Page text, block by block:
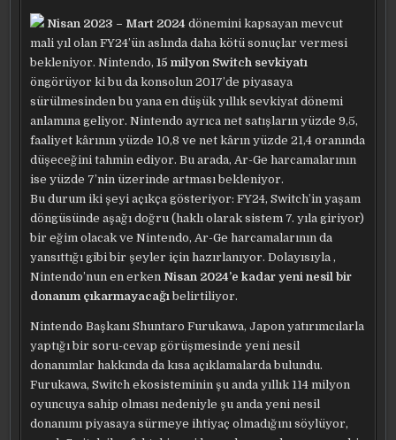
Nisan 2023 – Mart 2024 dönemini kapsayan mevcut
mali yıl olan FY24’ün aslında daha kötü sonuçlar vermesi
bekleniyor. Nintendo, 15 milyon Switch sevkiyatı
öngörüyor ki bu da konsolun 2017’de piyasaya
sürülmesinden bu yana en düşük yıllık sevkiyat dönemi
anlamına geliyor. Nintendo ayrıca net satışların yüzde 9,5,
faaliyet kârının yüzde 10,8 ve net kârın yüzde 21,4 oranında
düşeceğini tahmin ediyor. Bu arada, Ar-Ge harcamalarının
ise yüzde 7’nin üzerinde artması bekleniyor.
Bu durum iki şeyi açıkça gösteriyor: FY24, Switch’in yaşam
döngüsünde aşağı doğru (haklı olarak sistem 7. yıla giriyor)
bir eğim olacak ve Nintendo, Ar-Ge harcamalarının da
yansıttığı gibi bir şeyler için hazırlanıyor. Dolayısıyla ,
Nintendo’nun en erken Nisan 2024’e kadar yeni nesil bir
donanım çıkarmayacağıbelirtiliyor.
Nintendo Başkanı Shuntaro Furukawa, Japon yatırımcılarla
yaptığı bir soru-cevap görüşmesinde yeni nesil
donanımlar hakkında da kısa açıklamalarda bulundu.
Furukawa, Switch ekosisteminin şu anda yıllık 114 milyon
oyuncuya sahip olması nedeniyle şu anda yeni nesil
donanımı piyasaya sürmeye ihtiyaç olmadığını söylüyor,